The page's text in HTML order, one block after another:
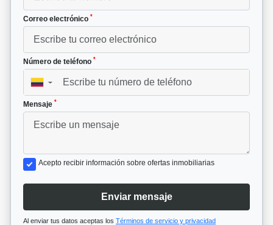
Correo electrónico *
Número de teléfono *
▼
Mensaje *
Acepto recibir información sobre ofertas inmobiliarias
Enviar mensaje
Al enviar tus datos aceptas los Términos de servicio y privacidad